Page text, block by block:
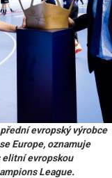
evropský výrobce
Europe, oznamuje
evropskou
League.